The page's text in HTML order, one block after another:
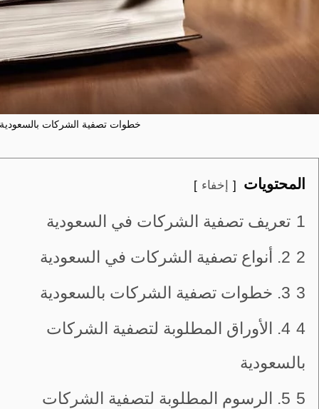
خطوات تصفية الشركات
المحتويات إخفاء
1 تعريف تصفية الشركات في السعودية
2 2. أنواع تصفية الشركات في السعودية
3 3. خطوات تصفية الشركات بالسعودية
4
4. الأوراق المطلوبة لتصفية الشركات
بالسعودية
5
5. الرسوم المطلوبة لتصفية الشركات